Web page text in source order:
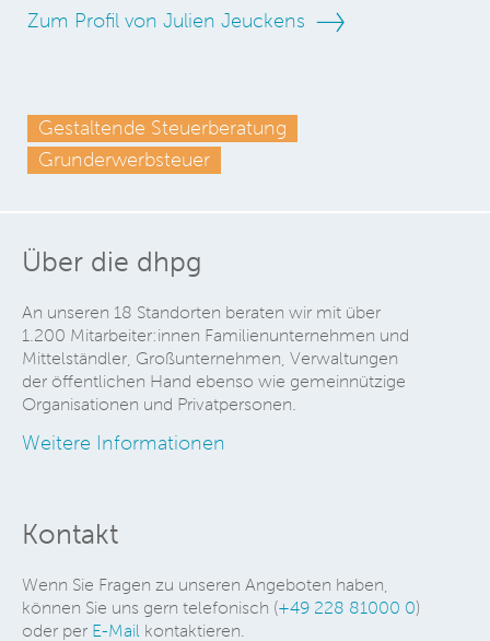
Zum Profil von Julien Jeuckens
Gestaltende Steuerberatung
Grunderwerbsteuer
Über die dhpg
An unseren 18 Standorten beraten wir mit über
1.200 Mitarbeiter:innen Familienunternehmen und
Mittelständler, Großunternehmen, Verwaltungen
der öffentlichen Hand ebenso wie gemeinnützige
Organisationen und Privatpersonen.
Weitere Informationen
Kontakt
Wenn Sie Fragen zu unseren Angeboten haben,
können Sie uns gern telefonisch (+49 228 81000 0)
oder per E-Mail kontaktieren.